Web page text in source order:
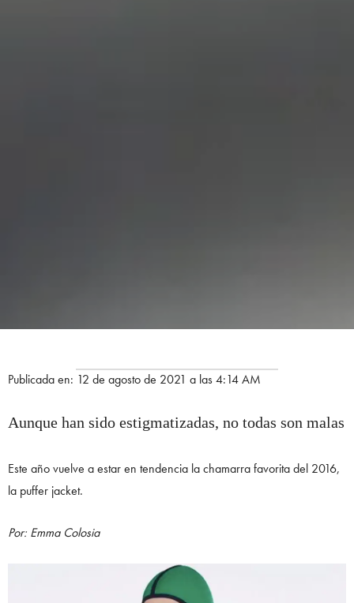
Publicada en: 12 de agosto de 2021 a las 4:14 AM
Aunque han sido estigmatizadas, no todas son malas
Este año vuelve a estar en tendencia la chamarra favorita del 2016,
la puffer jacket.
Por: Emma Colosia